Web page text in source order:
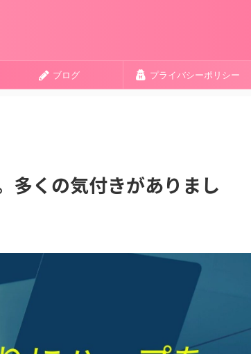
ブログ プライバシーポリシー
多くの気付きがありまし